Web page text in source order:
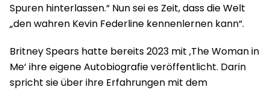
Spuren hinterlassen.“ Nun sei es Zeit, dass die Welt
„den wahren Kevin Federline kennenlernen kann“.
Britney Spears hatte bereits 2023 mit ‚The Woman in
Me‘ ihre eigene Autobiografie veröffentlicht. Darin
spricht sie über ihre Erfahrungen mit dem